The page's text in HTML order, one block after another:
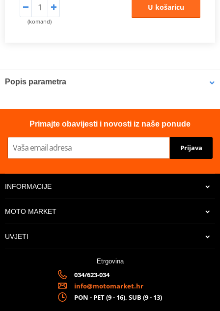
(komand)
U košaricu
Popis parametra
Primajte obavijesti i novosti iz naše ponude
Prijava
INFORMACIJE
MOTO MARKET
UVJETI
Etrgovina
034/623-034
info@motomarket.hr
PON - PET (9 - 16), SUB (9 - 13)